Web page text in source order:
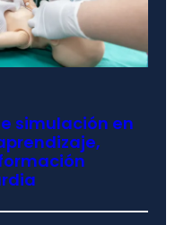
simulación en